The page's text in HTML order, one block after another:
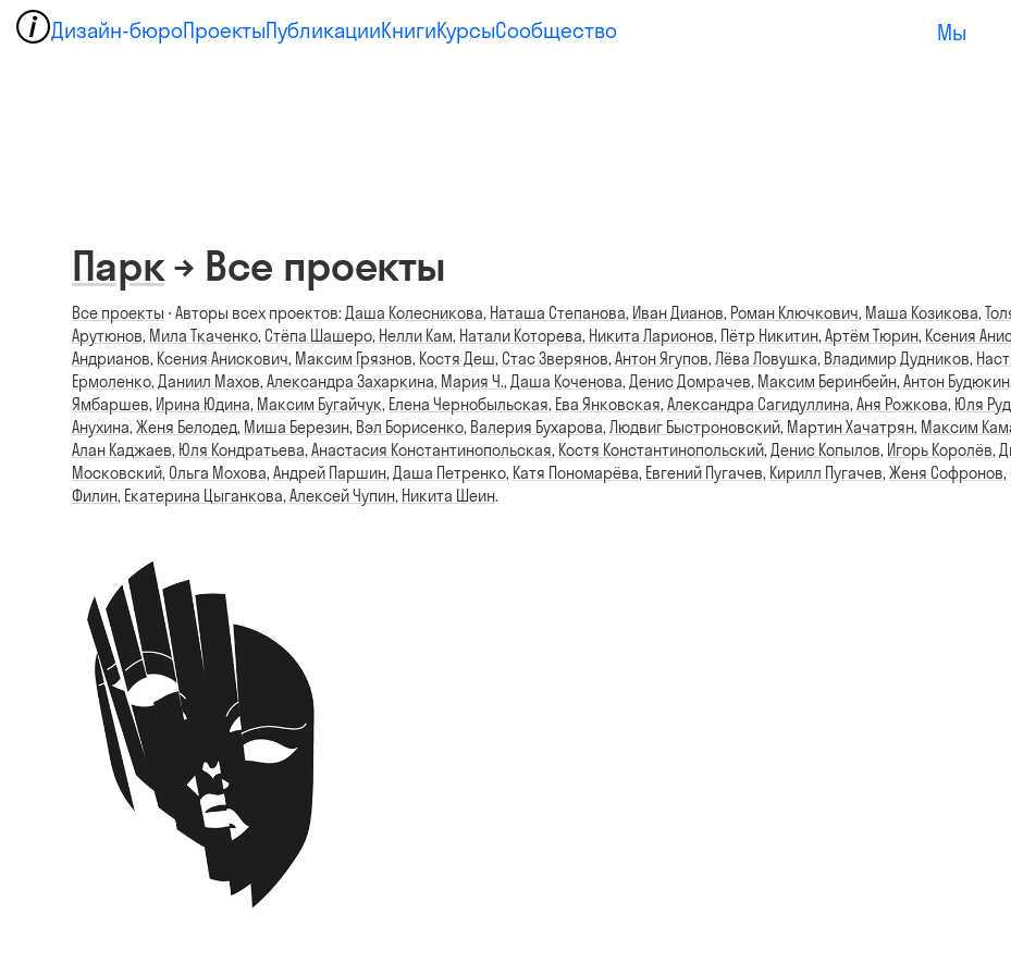
Дизайн-бюроПроектыПубликацииКнигиКурсыСообщество Мы
Парк→ Все проекты
Все проекты ⋅ Авторы всех проектов: Даша Колесникова, Наташа Степанова, Иван Дианов, Роман Ключкович, Маша Козикова,
Арутюнов, Мила Ткаченко, Стёпа Шашеро, Нелли Кам, Натали Которева, Никита Ларионов, Пётр Никитин,Артём Тюрин, Ксения
Андрианов, Ксения Анискович, Максим Грязнов, Костя Деш, Стас Зверянов,Антон Ягупов,Лёва Ловушка, Владимир Дудников,
Ермоленко,Даниил Махов,Александра Захаркина, Мария Ч.,Даша Коченова,Денис Домрачев, Максим Беринбейн,Антон Будюкин
Ямбаршев, Ирина Юдина, Максим Бугайчук, Елена Чернобыльская, Ева Янковская,Александра Сагидуллина,Аня Рожкова, Юля
Анухина,Женя Белодед, Миша Березин, Вэл Борисенко, Валерия Бухарова,Людвиг Быстроновский, Мартин Хачатрян, Максим
Алан Каджаев, Юля Кондратьева,Анастасия Константинопольская, Костя Константинопольский,Денис Копылов, Игорь Королёв,
Московский, Ольга Мохова,Андрей Паршин,Даша Петренко, Катя Пономарёва, Евгений Пугачев, Кирилл Пугачев,Женя Софронов,
Филин, Екатерина Цыганкова,Алексей Чупин, Никита Шеин.